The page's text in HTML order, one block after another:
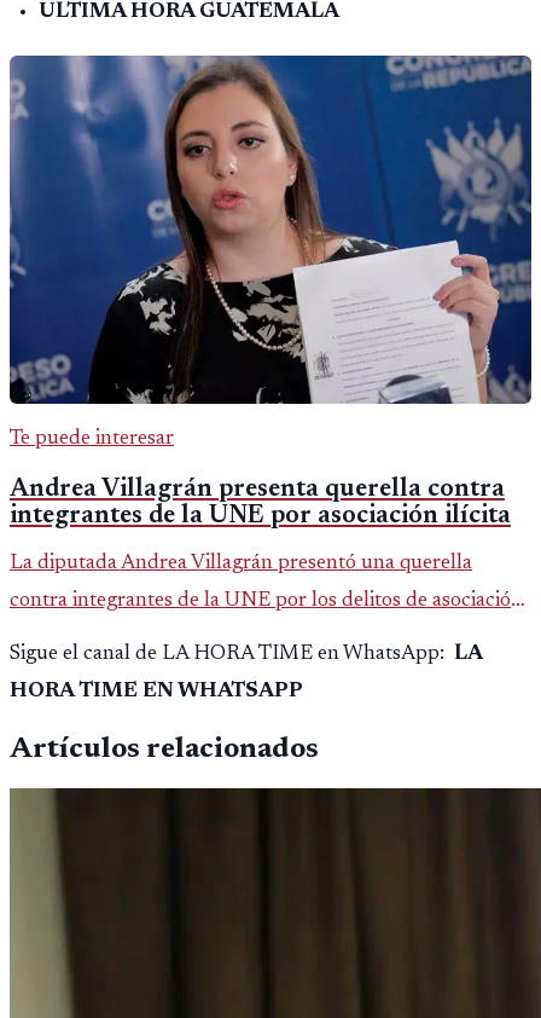
ULTIMA HORA GUATEMALA
Te puede interesar
Andrea Villagrán presenta querella contra
integrantes de la UNE por asociación ilícita
La diputada Andrea Villagrán presentó una querella
contra integrantes de la UNE por los delitos de asociación
ilícita, terrorismo y sedición.
Sigue el canal de LA HORA TIME en WhatsApp: LA
HORA TIME EN WHATSAPP
Artículos relacionados